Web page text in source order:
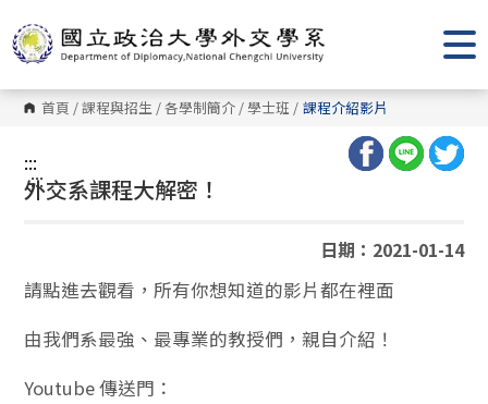
到
主
要
內
容
區 首頁 /課程與招生 /各學制簡介 /學士班 / 課程介紹影片
:::
:::
外交系課程大解密！
日期：2021-01-14
請點進去觀看，所有你想知道的影片都在裡面
由我們系最強、最專業的教授們，親自介紹！
Youtube 傳送門：